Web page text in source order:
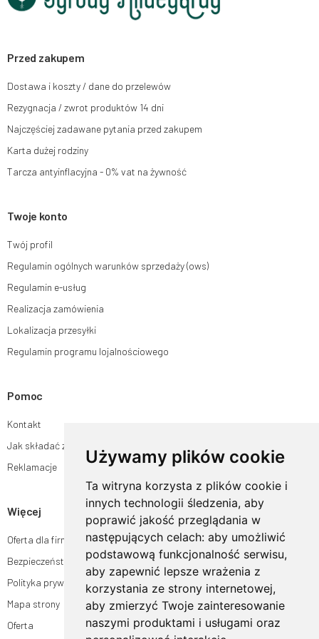
Używamy plików cookie
Ta witryna korzysta z plików cookie i
innych technologii śledzenia, aby
poprawić jakość przeglądania w
następujących celach: aby umożliwić
podstawową funkcjonalność serwisu,
aby zapewnić lepsze wrażenia z
korzystania ze strony internetowej,
aby zmierzyć Twoje zainteresowanie
naszymi produktami i usługami oraz
Przysługuje Ci prawo do żądania dostępu do swoich danych osobowych,
ich sprostowania, usunięcia, ograniczenia przetwarzania, wniesienia
momencie bez wpływu na zgodność z prawem przetwarzania, którego
dokonano na podstawie zgody przed jej cofnięciem. W tym celu możesz
e-mail lub pisemnie na adres siedziby.
Więcej informacji:www.mouton.pl/ODO
Przed zakupem
Dostawa i koszty / dane do przelewów
Rezygnacja / zwrot produktów 14 dni
Najczęściej zadawane pytania przed zakupem
Karta dużej rodziny
Tarcza antyinflacyjna - 0% vat na żywność
Twoje konto
Twój profil
Regulamin ogólnych warunków sprzedaży (ows)
Regulamin e-usług
Realizacja zamówienia
Lokalizacja przesyłki
Regulamin programu lojalnościowego
Pomoc
Kontakt
Jak składać zamówienia w sklepie ogrodyhildegardy.pl?
Reklamacje
Więcej
Oferta dla firm
Bezpieczeństwo płatności
Polityka prywatności
Mapa strony
Oferta